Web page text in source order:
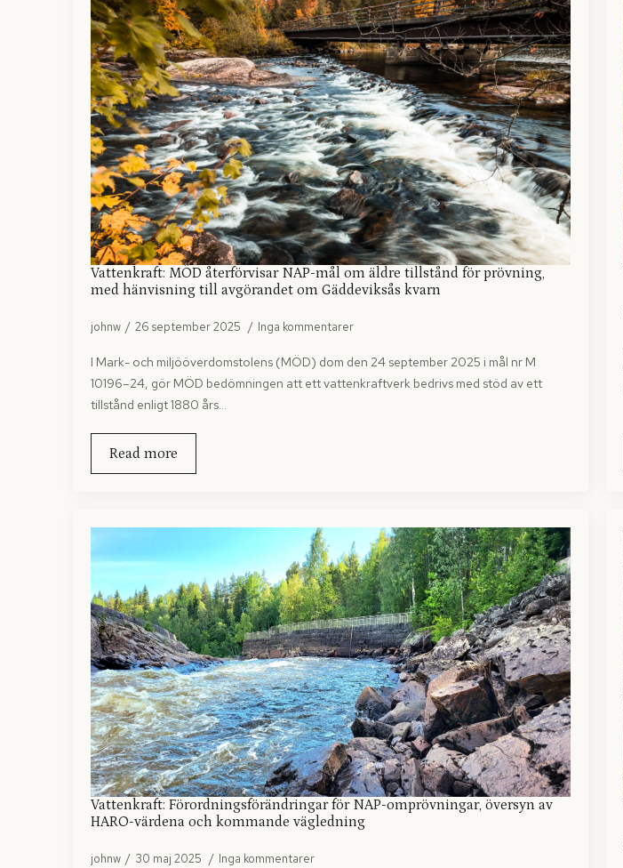
Vattenkraft: MÖD återförvisar NAP-mål om äldre tillstånd för prövning,
med hänvisning till avgörandet om Gäddeviksås kvarn
johnw 26 september 2025 Inga kommentarer
I Mark- och miljööverdomstolens (MÖD) dom den 24 september 2025 i mål nr M
10196–24, gör MÖD bedömningen att ett vattenkraftverk bedrivs med stöd av ett
tillstånd enligt 1880 års…
Read more
Vattenkraft: Förordningsförändringar för NAP-omprövningar, översyn av
HARO-värdena och kommande vägledning
johnw 30 maj 2025 Inga kommentarer